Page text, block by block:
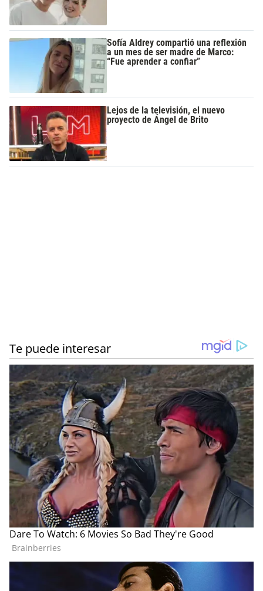
Sofía Aldrey compartió una reflexión
a un mes de ser madre de Marco:
“Fue aprender a confiar”
Lejos de la televisión, el nuevo
proyecto de Ángel de Brito